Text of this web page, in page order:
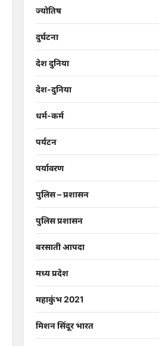
ज्योतिष
दुर्घटना
देश दुनिया
देश-दुनिया
धर्म-कर्म
पर्यटन
पर्यावरण
पुलिस – प्रशासन
पुलिस प्रशासन
बरसाती आपदा
मध्य प्रदेश
महाकुंभ 2021
मिशन सिंदूर भारत